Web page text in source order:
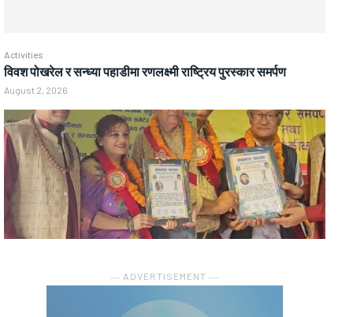
Activities
विवश पोखरेल र सन्ध्या पहाडीमा रणलक्ष्मी राष्ट्रिय पुरस्कार समर्पण
August 2, 2026
― ADVERTISEMENT ―